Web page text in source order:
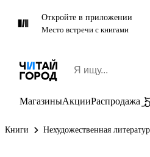
Откройте в приложении
Место встречи с книгами
МагазиныАкцииРаспродажа
Книги Нехудожественная